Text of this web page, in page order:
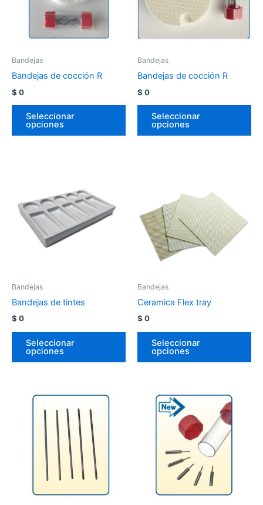
Bandejas
Bandejas de cocción R
$ 0
Seleccionar
opciones
Bandejas
Bandejas de cocción R
$ 0
Seleccionar
opciones
Bandejas
Bandejas de tintes
$ 0
Seleccionar
opciones
Bandejas
Ceramica Flex tray
$ 0
Seleccionar
opciones